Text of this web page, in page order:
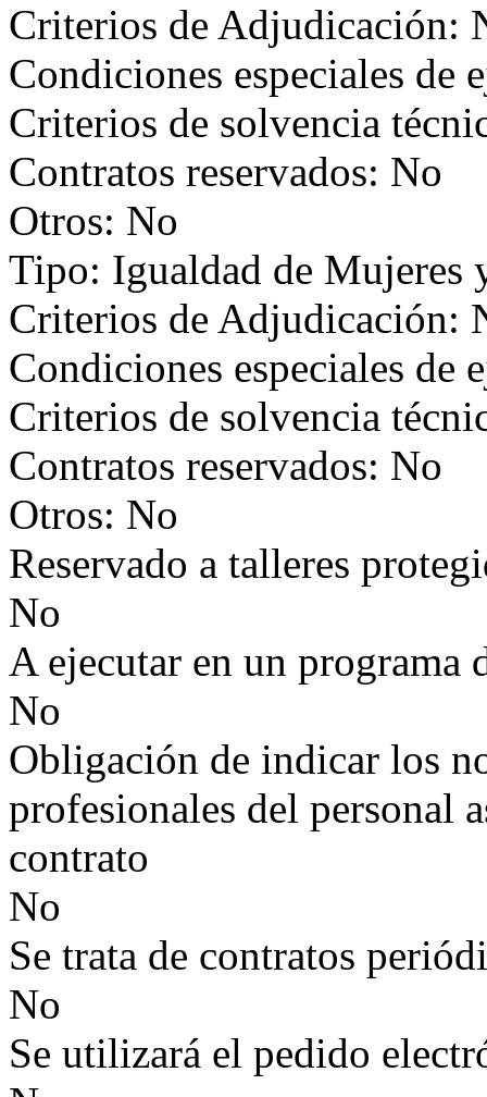
Criterios de Adjudicación:
Condiciones especiales de
Criterios de solvencia
Contratos reservados: No
Otros: No
Tipo: Igualdad de Mujeres
Criterios de Adjudicación:
Condiciones especiales de
Criterios de solvencia
Contratos reservados: No
Otros: No
Reservado a talleres
No
A ejecutar en un programa
No
Obligación de indicar los
profesionales del personal
contrato
No
Se trata de contratos
No
Se utilizará el pedido